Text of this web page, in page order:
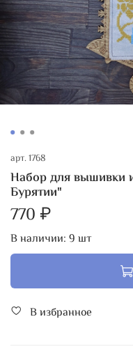
арт.1768
Набор для вышивки
Бурятии"
770 ₽
В наличии: 9 шт
В избранное